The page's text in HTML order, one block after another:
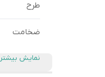
طرح
ضخامت
نمایش بیشتر